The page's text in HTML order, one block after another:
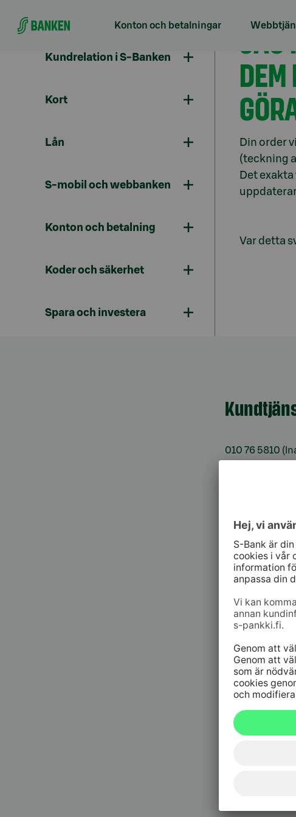
Konton och betalningar
Kundrelation i S-Banken
Kort
Lån
S-mobil och webbanken
Konton och betalning
Koder och säkerhet
Spara och investera
JAG
Din order
(teckning
Det
Var detta
010 76 5810
h/dygn
09 6964 6820
h/dygn
020 333 (lna/